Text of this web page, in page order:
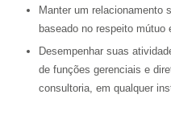
Manter um relacionamento
baseado no respeito mútuo
Desempenhar suas
de funções gerenciais e
consultoria, em qualquer